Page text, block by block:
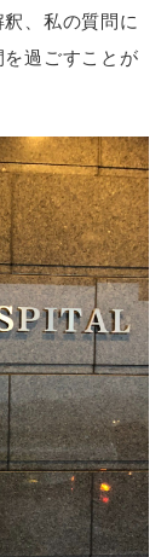
、私の質問に
過ごすことが